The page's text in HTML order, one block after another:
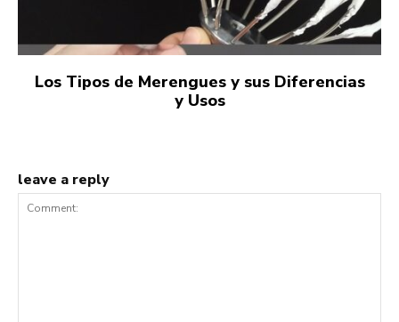
Los Tipos de Merengues y sus Diferencias
y Usos
leave a reply